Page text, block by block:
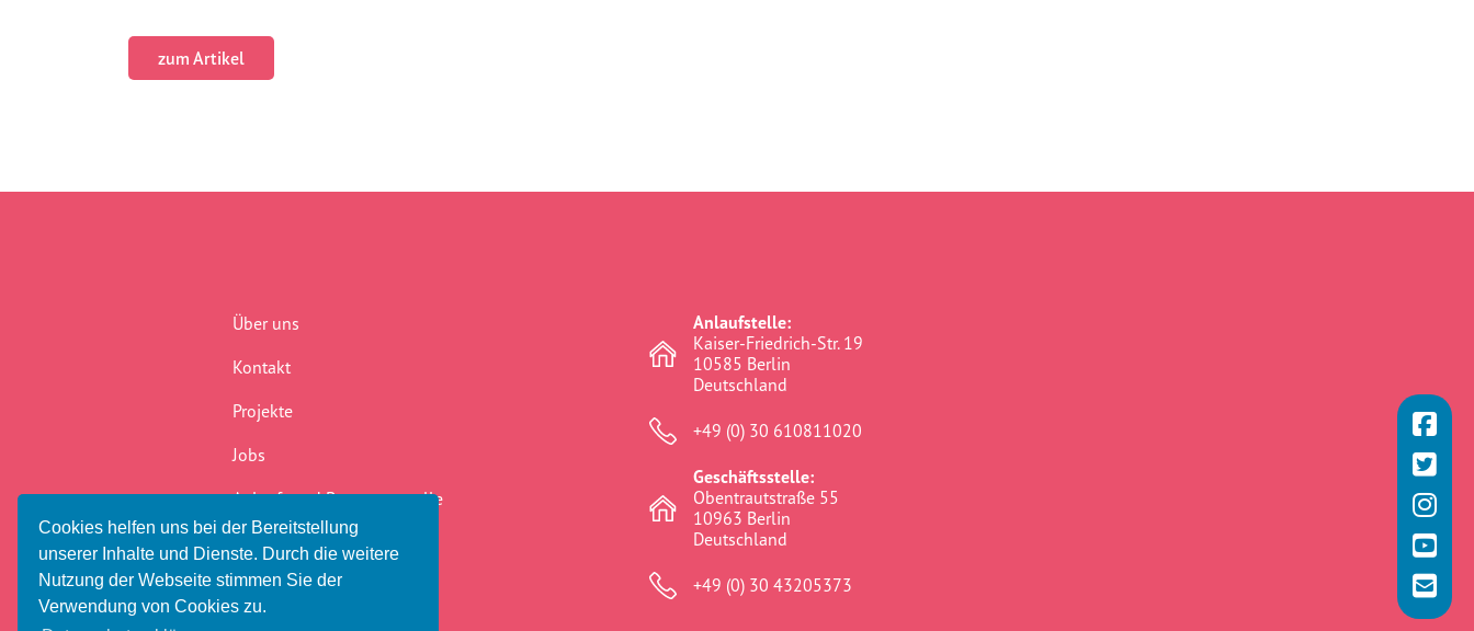
Cookies helfen uns bei der Bereitstellung
unserer Inhalte und Dienste. Durch die weitere
Nutzung der Webseite stimmen Sie der
Verwendung von Cookies zu.
zum Artikel
Über uns
Kontakt
Projekte
Jobs
Anlauf- und Beratungsstelle
Newsletter
Anlaufstelle:
Kaiser-Friedrich-Str. 19
10585 Berlin
Deutschland
+49 (0) 30 610811020
Geschäftsstelle:
Obentrautstraße 55
10963 Berlin
Deutschland
+49 (0) 30 43205373